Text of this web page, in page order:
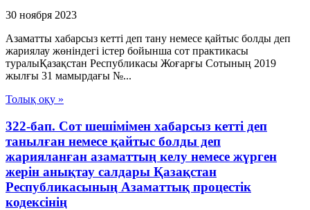
30 ноября 2023
Азаматты хабарсыз кетті деп тану немесе қайтыс болды деп
жариялау жөніндегі істер бойынша сот практикасы
туралыҚазақстан Республикасы Жоғарғы Сотының 2019
жылғы 31 мамырдағы №...
Толық оқу »
322-бап. Сот шешімімен хабарсыз кетті деп
танылған немесе қайтыс болды деп
жарияланған азаматтың келу немесе жүрген
жерін анықтау салдары Қазақстан
Республикасының Азаматтық процестік
кодексінің